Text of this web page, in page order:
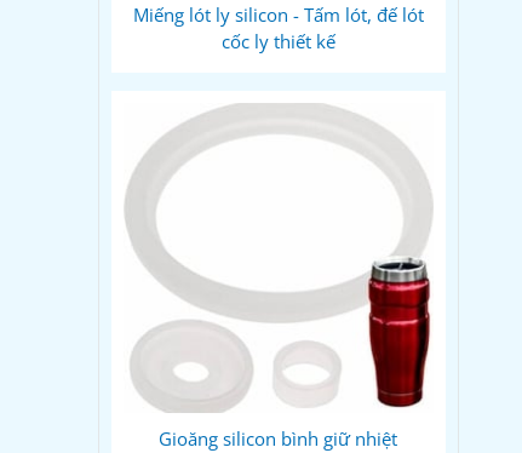
Miếng lót ly silicon - Tấm lót, đế lót
cốc ly thiết kế
Gioăng silicon bình giữ nhiệt